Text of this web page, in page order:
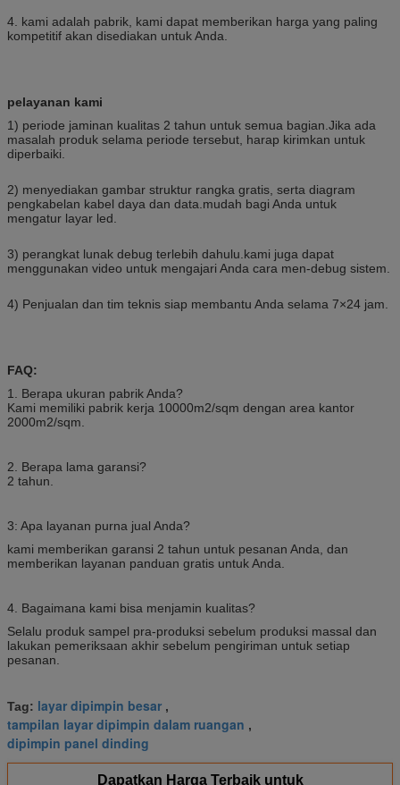
4. kami adalah pabrik, kami dapat memberikan harga yang paling
kompetitif akan disediakan untuk Anda.
pelayanan kami
1) periode jaminan kualitas 2 tahun untuk semua bagian.Jika ada
masalah produk selama periode tersebut, harap kirimkan untuk
diperbaiki.
2) menyediakan gambar struktur rangka gratis, serta diagram
pengkabelan kabel daya dan data.mudah bagi Anda untuk
mengatur layar led.
3) perangkat lunak debug terlebih dahulu.kami juga dapat
menggunakan video untuk mengajari Anda cara men-debug sistem.
4) Penjualan dan tim teknis siap membantu Anda selama 7×24 jam.
FAQ:
1. Berapa ukuran pabrik Anda?
Kami memiliki pabrik kerja 10000m2/sqm dengan area kantor
2000m2/sqm.
2. Berapa lama garansi?
2 tahun.
3: Apa layanan purna jual Anda?
kami memberikan garansi 2 tahun untuk pesanan Anda, dan
memberikan layanan panduan gratis untuk Anda.
4. Bagaimana kami bisa menjamin kualitas?
Selalu produk sampel pra-produksi sebelum produksi massal dan
lakukan pemeriksaan akhir sebelum pengiriman untuk setiap
pesanan.
Tag: layar dipimpin besar ,
tampilan layar dipimpin dalam ruangan ,
dipimpin panel dinding
Dapatkan Harga Terbaik untuk